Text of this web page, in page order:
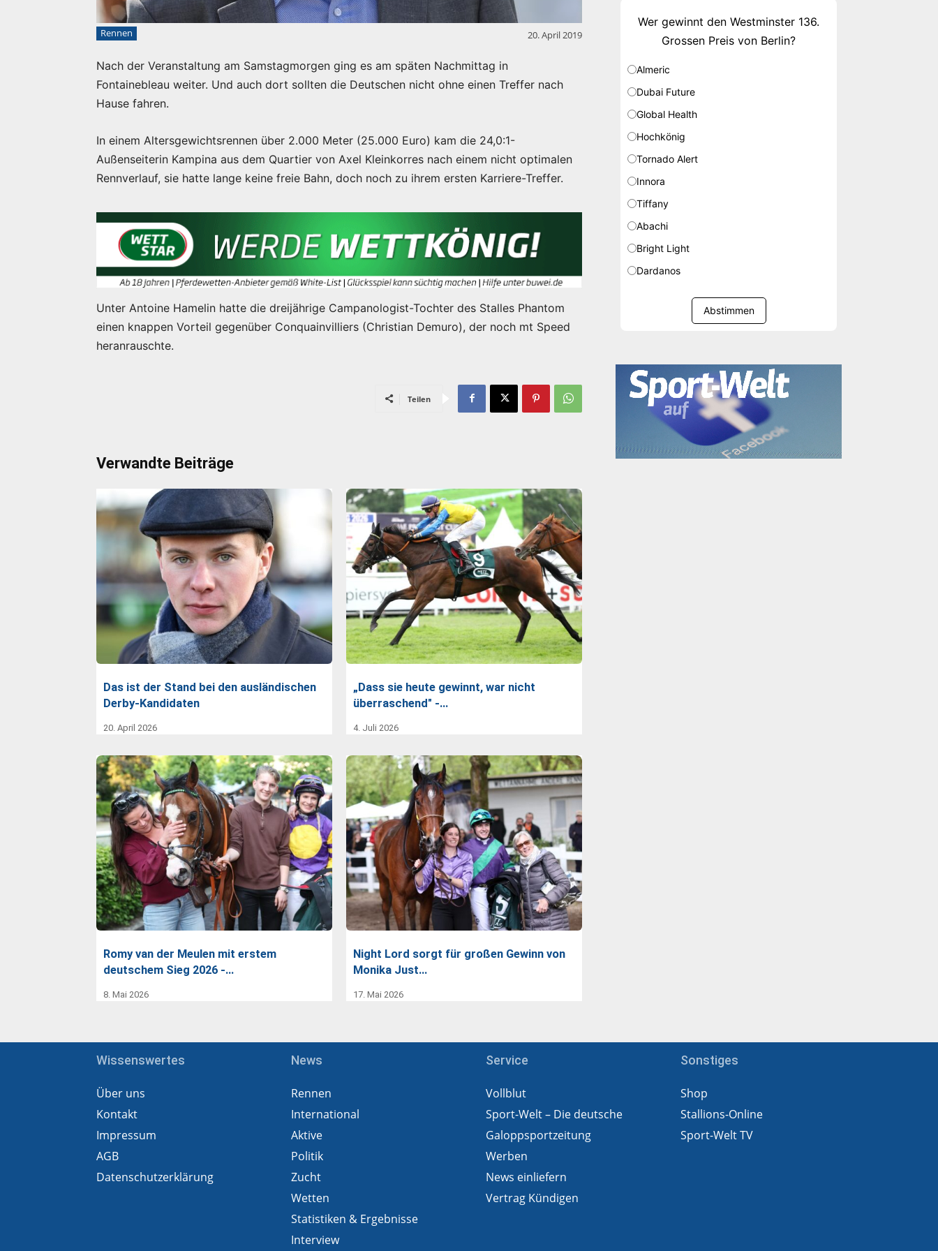
Rennen 20. April 2019
Nach der Veranstaltung am Samstagmorgen ging es am späten Nachmittag in
Fontainebleau weiter. Und auch dort sollten die Deutschen nicht ohne einen Treffer nach
Hause fahren.
In einem Altersgewichtsrennen über 2.000 Meter (25.000 Euro) kam die 24,0:1-
Außenseiterin Kampina aus dem Quartier von Axel Kleinkorres nach einem nicht optimalen
Rennverlauf, sie hatte lange keine freie Bahn, doch noch zu ihrem ersten Karriere-Treffer.
Unter Antoine Hamelin hatte die dreijährige Campanologist-Tochter des Stalles Phantom
einen knappen Vorteil gegenüber Conquainvilliers (Christian Demuro), der noch mt Speed
heranrauschte.
Teilen
Verwandte Beiträge
Das ist der Stand bei den ausländischen
Derby-Kandidaten
20. April 2026
„Dass sie heute gewinnt, war nicht
überraschend" -…
4. Juli 2026
Romy van der Meulen mit erstem
deutschem Sieg 2026 -…
8. Mai 2026
Night Lord sorgt für großen Gewinn von
Monika Just…
17. Mai 2026
Wer gewinnt den Westminster 136.
Grossen Preis von Berlin?
Almeric
Dubai Future
Global Health
Hochkönig
Tornado Alert
Innora
Tiffany
Abachi
Bright Light
Dardanos
Abstimmen
Wissenswertes
Über uns
Kontakt
Impressum
AGB
Datenschutzerklärung
News
Rennen
International
Aktive
Politik
Zucht
Wetten
Statistiken & Ergebnisse
Interview
Service
Vollblut
Sport-Welt – Die deutsche
Galoppsportzeitung
Werben
News einliefern
Vertrag Kündigen
Sonstiges
Shop
Stallions-Online
Sport-Welt TV